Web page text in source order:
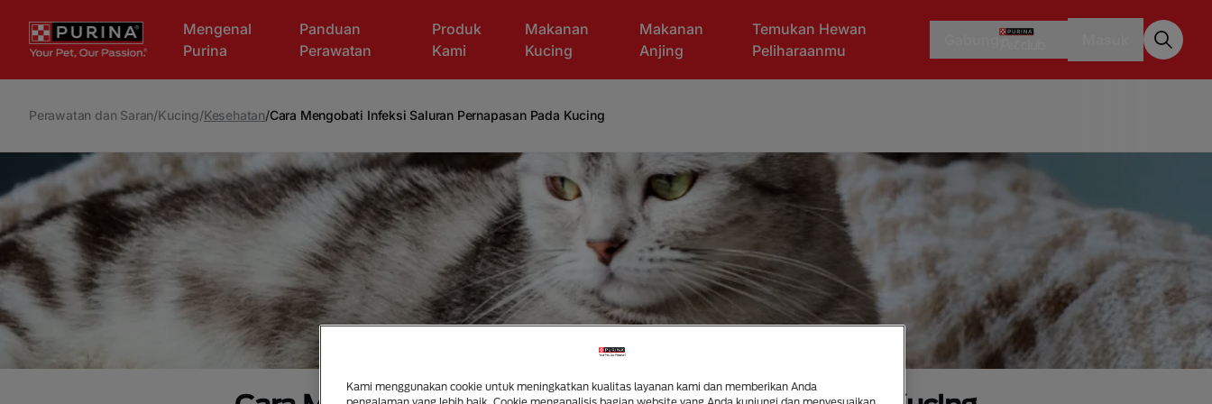
Mengenal
Purina
Panduan
Perawatan
Produk
Kami
Makanan
Kucing
Makanan
Anjing
Temukan Hewan
Peliharaanmu
Perawatan dan Saran/Kucing/Kesehatan/Cara Mengobati Infeksi Saluran Pernapasan Pada Kucing
Kami menggunakan cookie untuk meningkatkan kualitas layanan kami dan memberikan Anda
pengalaman yang lebih baik. Cookie menganalisis bagian website yang Anda kunjungi dan menyesuaikan